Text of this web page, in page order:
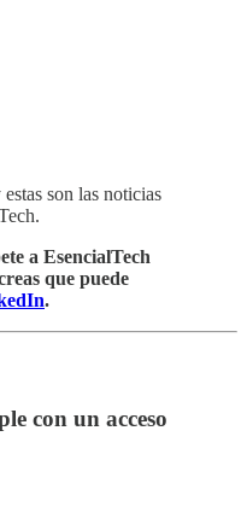
estas son las noticias
a EsencialTech
que puede
.
con un acceso